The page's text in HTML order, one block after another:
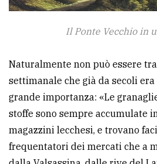
Il Ponte Vecchio in
Naturalmente non può essere
settimanale che già da secoli
grande importanza: «Le
stoffe sono sempre accumulate
magazzini lecchesi, e trovano
frequentatori dei mercati che a